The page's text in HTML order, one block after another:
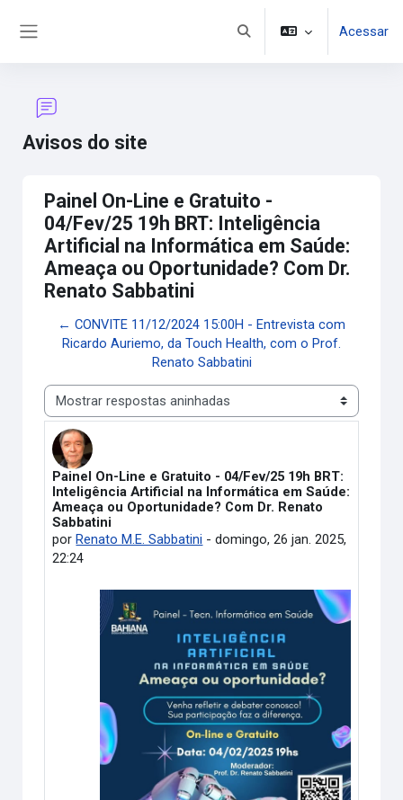
Alternar entrada deAcessar
Avisos do site
Painel On-Line e Gratuito -
04/Fev/25 19h BRT: Inteligência
Artificial na Informática em Saúde:
Ameaça ou Oportunidade? Com Dr.
Renato Sabbatini
← CONVITE 11/12/2024 15:00H - Entrevista com
Ricardo Auriemo, da Touch Health, com o Prof.
Renato Sabbatini
Modo de visualização
Painel On-Line e Gratuito - 04/Fev/25 19h BRT:
Inteligência Artificial na Informática em Saúde:
Ameaça ou Oportunidade? Com Dr. Renato
Sabbatini
por Renato M.E. Sabbatini -domingo, 26 jan. 2025,
22:24
Número de respostas: 0